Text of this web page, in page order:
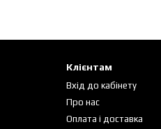
Клієнтам
Вхід до кабінету
Про нас
Оплата і доставка